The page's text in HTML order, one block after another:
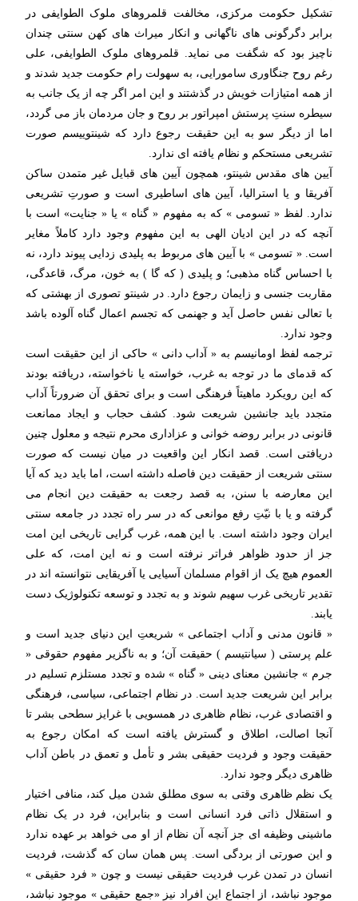
تشکیل حکومت مرکزی، مخالفت قلمروهای ملوک الطوایفی در
برابر دگرگونی های ناگهانی و انکار میراث های کهن سنتی چندان
ناچیز بود که شگفت می نماید. قلمروهای ملوک الطوایفی، علی
رغم روح جنگاوری سامورایی، به سهولت رام حکومت جدید شدند و
از همه امتیازات خویش در گذشتند و این امر اگر چه از یک جانب به
سیطره سنتِ پرستش امپراتور بر روح و جان مردمان باز می گردد،
اما از دیگر سو به این حقیقت رجوع دارد که شینتوییسم صورت
تشریعی مستحکم و نظام یافته ای ندارد.
آیین های مقدس شینتو، همچون آیین های قبایل غیر متمدن ساکن
آفریقا و یا استرالیا، آیین های اساطیری است و صورتِ تشریعی
ندارد. لفظ « تسومی » که به مفهوم « گناه » یا « جنایت» است با
آنچه که در این ادیان الهی به این مفهوم وجود دارد کاملاً مغایر
است. « تسومی » با آیین های مربوط به پلیدی زدایی پیوند دارد، نه
با احساس گناه مذهبی؛ و پلیدی ( که گا ) به خون، مرگ، قاعدگی،
مقاربت جنسی و زایمان رجوع دارد. در شینتو تصوری از بهشتی که
با تعالی نفس حاصل آید و جهنمی که تجسم اعمال گناه آلوده باشد
وجود ندارد.
ترجمه لفظ اومانیسم به « آداب دانی » حاکی از این حقیقت است
که قدمای ما در توجه به غرب، خواسته یا ناخواسته، دریافته بودند
که این رویکرد ماهیتاً فرهنگی است و برای تحقق آن ضرورتاً آداب
متجدد باید جانشین شریعت شود. کشف حجاب و ایجاد ممانعت
قانونی در برابر روضه خوانی و عزاداری محرم نتیجه و معلول چنین
دریافتی است. قصد انکار این واقعیت در میان نیست که صورت
سنتی شریعت از حقیقت دین فاصله داشته است، اما باید دید که آیا
این معارضه با سنن، به قصد رجعت به حقیقت دین انجام می
گرفته و یا با نیّتِ رفع موانعی که در سر راه تجدد در جامعه سنتی
ایران وجود داشته است. با این همه، غرب گرایی تاریخی این امت
جز از حدود ظواهر فراتر نرفته است و نه این امت، که علی
العموم هیچ یک از اقوام مسلمان آسیایی یا آفریقایی نتوانسته اند در
تقدیر تاریخی غرب سهیم شوند و به تجدد و توسعه تکنولوژیک دست
یابند.
« قانون مدنی و آداب اجتماعی » شریعتِ این دنیای جدید است و
علم پرستی ( سیانتیسم ) حقیقت آن؛ و به ناگزیر مفهوم حقوقی «
جرم » جانشین معنای دینی « گناه » شده و تجدد مستلزم تسلیم در
برابر این شریعت جدید است. در نظام اجتماعی، سیاسی، فرهنگی
و اقتصادی غرب، نظام ظاهری در همسویی با غرایز سطحی بشر تا
آنجا اصالت، اطلاق و گسترش یافته است که امکان رجوع به
حقیقت وجود و فردیت حقیقی بشر و تأمل و تعمق در باطن آداب
ظاهری دیگر وجود ندارد.
یک نظم ظاهری وقتی به سوی مطلق شدن میل کند، منافی اختیار
و استقلال ذاتی فرد انسانی است و بنابراین، فرد در یک نظام
ماشینی وظیفه ای جز آنچه آن نظام از او می خواهد بر عهده ندارد
و این صورتی از بردگی است. پس همان سان که گذشت، فردیت
انسان در تمدن غرب فردیت حقیقی نیست و چون « فرد حقیقی »
موجود نباشد، از اجتماع این افراد نیز «جمع حقیقی » موجود نباشد،